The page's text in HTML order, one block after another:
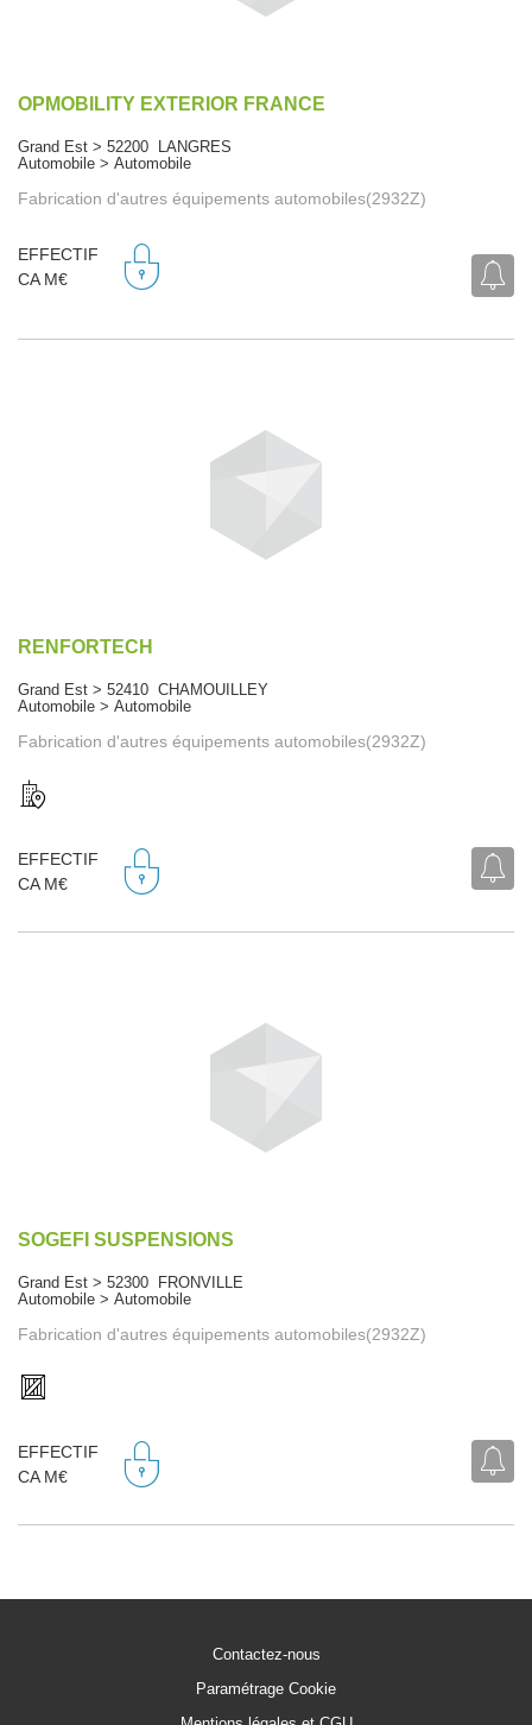
OPMOBILITY EXTERIOR FRANCE
Grand Est > 52200 LANGRES
Automobile > Automobile
Fabrication d'autres équipements automobiles(2932Z)
EFFECTIF
CA M€
RENFORTECH
Grand Est > 52410 CHAMOUILLEY
Automobile > Automobile
Fabrication d'autres équipements automobiles(2932Z)
EFFECTIF
CA M€
SOGEFI SUSPENSIONS
Grand Est > 52300 FRONVILLE
Automobile > Automobile
Fabrication d'autres équipements automobiles(2932Z)
EFFECTIF
CA M€
Contactez-nous
Paramétrage Cookie